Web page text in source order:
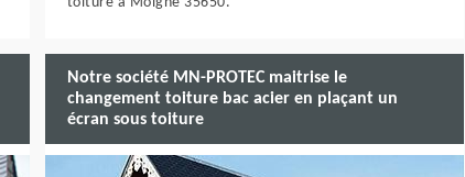
Notre société MN-PROTEC maitrise le
changement toiture bac acier en plaçant un
écran sous toiture